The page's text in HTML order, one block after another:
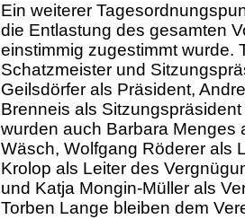
Ein weiterer
die Entlastung des gesamten
einstimmig zugestimmt wurde.
Schatzmeister und
Geilsdörfer als Präsident,
Brenneis als
wurden auch Barbara Menges
Wäsch, Wolfgang Röderer als
Krolop als Leiter des
und Katja Mongin-Müller als
Torben Lange bleiben dem